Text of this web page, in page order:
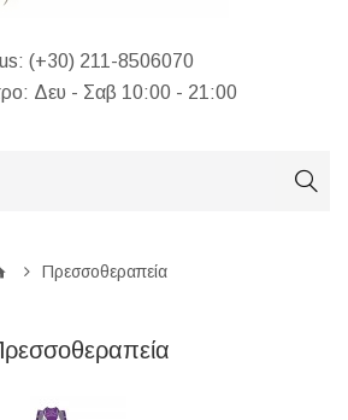
(+30) 211-8506070
Δευ - Σαβ 10:00 - 21:00
Πρεσσοθεραπεία